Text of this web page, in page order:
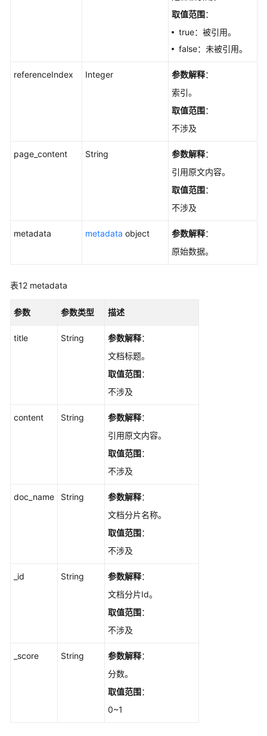
取值范围：
true：被引用。
false：未被引用。
referenceIndex Integer 参数解释：
索引。
取值范围：
不涉及
page_content String 参数解释：
引用原文内容。
取值范围：
不涉及
metadata metadata object 参数解释：
原始数据。
表12 metadata
参数 参数类型 描述
title String 参数解释：
文档标题。
取值范围：
不涉及
content String 参数解释：
引用原文内容。
取值范围：
不涉及
doc_name String 参数解释：
文档分片名称。
取值范围：
不涉及
_id String 参数解释：
文档分片Id。
取值范围：
不涉及
_score String 参数解释：
分数。
取值范围：
0~1